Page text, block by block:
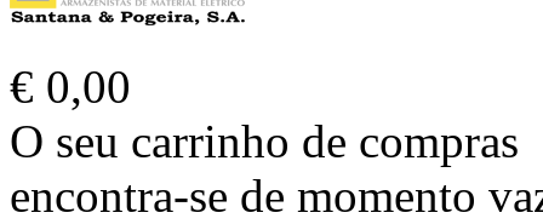
€ 0,00
O seu carrinho de compras
encontra-se de momento